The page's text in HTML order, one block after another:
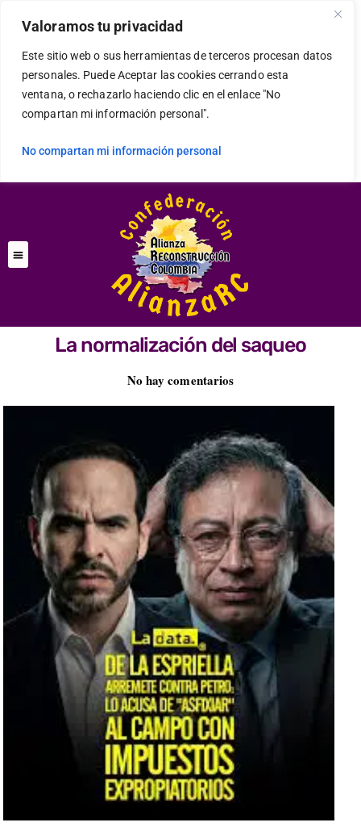
Valoramos tu privacidad
Este sitio web o sus herramientas de terceros procesan datos
personales. Puede Aceptar las cookies cerrando esta
ventana, o rechazarlo haciendo clic en el enlace "No
compartan mi información personal".
No compartan mi información personal
La normalización del saqueo
No hay comentarios